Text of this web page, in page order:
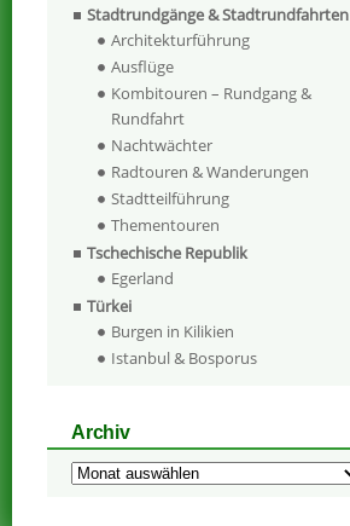
Stadtrundgänge & Stadtrundfahrten
Architekturführung
Ausflüge
Kombitouren – Rundgang &
Rundfahrt
Nachtwächter
Radtouren & Wanderungen
Stadtteilführung
Thementouren
Tschechische Republik
Egerland
Türkei
Burgen in Kilikien
Istanbul & Bosporus
Archiv
Archiv